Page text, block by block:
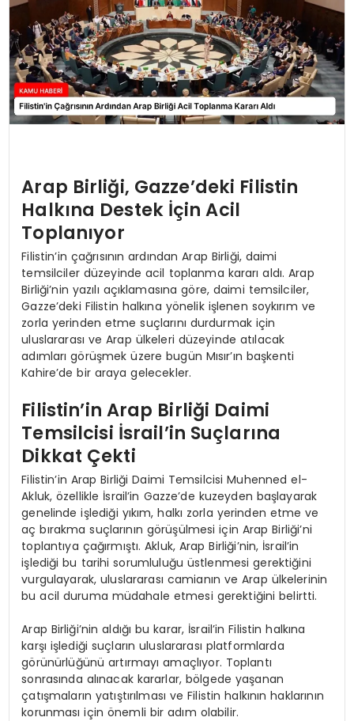
Arap Birliği, Gazze’deki Filistin
Halkına Destek İçin Acil
Toplanıyor
Filistin’in çağrısının ardından Arap Birliği, daimi
temsilciler düzeyinde acil toplanma kararı aldı. Arap
Birliği’nin yazılı açıklamasına göre, daimi temsilciler,
Gazze’deki Filistin halkına yönelik işlenen soykırım ve
zorla yerinden etme suçlarını durdurmak için
uluslararası ve Arap ülkeleri düzeyinde atılacak
adımları görüşmek üzere bugün Mısır’ın başkenti
Kahire’de bir araya gelecekler.
Filistin’in Arap Birliği Daimi
Temsilcisi İsrail’in Suçlarına
Dikkat Çekti
Filistin’in Arap Birliği Daimi Temsilcisi Muhenned el-
Akluk, özellikle İsrail’in Gazze’de kuzeyden başlayarak
genelinde işlediği yıkım, halkı zorla yerinden etme ve
aç bırakma suçlarının görüşülmesi için Arap Birliği’ni
toplantıya çağırmıştı. Akluk, Arap Birliği’nin, İsrail’in
işlediği bu tarihi sorumluluğu üstlenmesi gerektiğini
vurgulayarak, uluslararası camianın ve Arap ülkelerinin
bu acil duruma müdahale etmesi gerektiğini belirtti.
Arap Birliği’nin aldığı bu karar, İsrail’in Filistin halkına
karşı işlediği suçların uluslararası platformlarda
görünürlüğünü artırmayı amaçlıyor. Toplantı
sonrasında alınacak kararlar, bölgede yaşanan
çatışmaların yatıştırılması ve Filistin halkının haklarının
korunması için önemli bir adım olabilir.